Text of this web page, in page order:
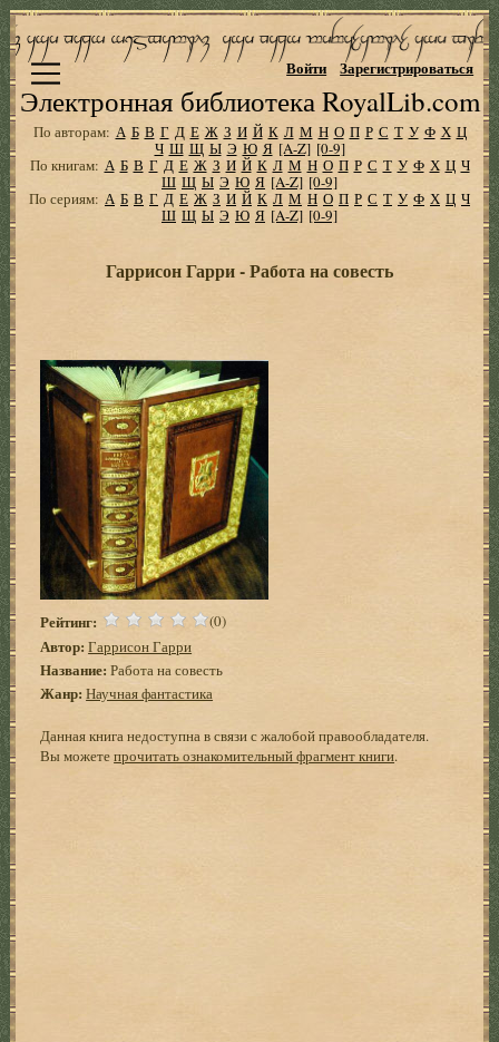
Электронная библиотека RoyalLib.com
Войти Зарегистрироваться
По авторам: А Б В Г Д Е Ж З И Й К Л М Н О П Р С Т У Ф Х Ц
Ч Ш Щ Ы Э Ю Я [A-Z] [0-9]
По книгам: А Б В Г Д Е Ж З И Й К Л М Н О П Р С Т У Ф Х Ц Ч
Ш Щ Ы Э Ю Я [A-Z] [0-9]
По сериям: А Б В Г Д Е Ж З И Й К Л М Н О П Р С Т У Ф Х Ц Ч
Ш Щ Ы Э Ю Я [A-Z] [0-9]
Гаррисон Гарри - Работа на совесть
Рейтинг: (0)
Автор: Гаррисон Гарри
Название: Работа на совесть
Жанр: Научная фантастика
Данная книга недоступна в связи с жалобой правообладателя.
Вы можетепрочитать ознакомительный фрагмент книги.